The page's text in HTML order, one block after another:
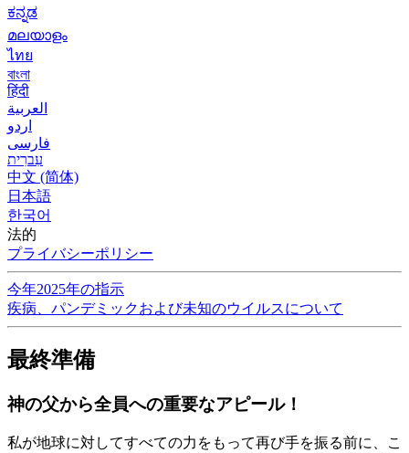
ಕನ್ನಡ
മലയാളം
ไทย
বাংলা
हिंदी
العربية
اردو
فارسی
עִברִית
中文 (简体)
日本語
한국어
法的
プライバシーポリシー
今年2025年の指示
疾病、パンデミックおよび未知のウイルスについて
最終準備
神の父から全員への重要なアピール！
私が地球に対してすべての力をもって再び手を振る前に、こ